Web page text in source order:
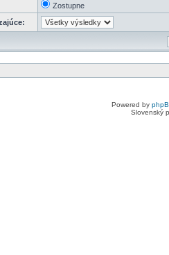
Zostupne
Powered by
Slovenský